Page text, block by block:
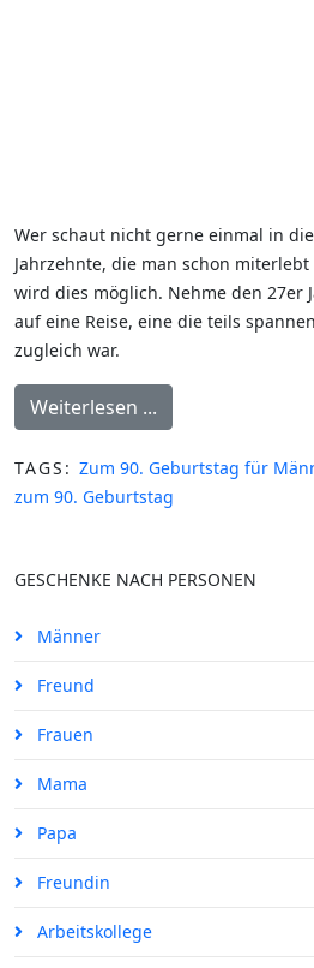
Wer schaut nicht gerne einmal in
Jahrzehnte, die man schon
wird dies möglich. Nehme den 27er
auf eine Reise, eine die teils
zugleich war.
Weiterlesen ...
TAGS: Zum 90. Geburtstag für
zum 90. Geburtstag
GESCHENKE NACH PERSONEN
Männer
Freund
Frauen
Mama
Papa
Freundin
Arbeitskollege